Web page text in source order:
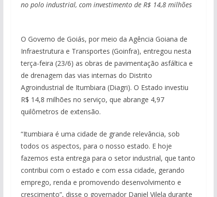
no polo industrial, com investimento de R$ 14,8 milhões
O Governo de Goiás, por meio da Agência Goiana de
Infraestrutura e Transportes (Goinfra), entregou nesta
terça-feira (23/6) as obras de pavimentação asfáltica e
de drenagem das vias internas do Distrito
Agroindustrial de Itumbiara (Diagri). O Estado investiu
R$ 14,8 milhões no serviço, que abrange 4,97
quilômetros de extensão.
“Itumbiara é uma cidade de grande relevância, sob
todos os aspectos, para o nosso estado. E hoje
fazemos esta entrega para o setor industrial, que tanto
contribui com o estado e com essa cidade, gerando
emprego, renda e promovendo desenvolvimento e
crescimento”, disse o governador Daniel Vilela durante